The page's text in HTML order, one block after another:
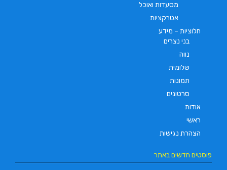
מסעדות ואוכל
אטרקציות
חלוציות – מידע
בני נצרים
נווה
שלומית
תמונות
סרטונים
אודות
ראשי
הצהרת נגישות
פוסטים חדשים באתר